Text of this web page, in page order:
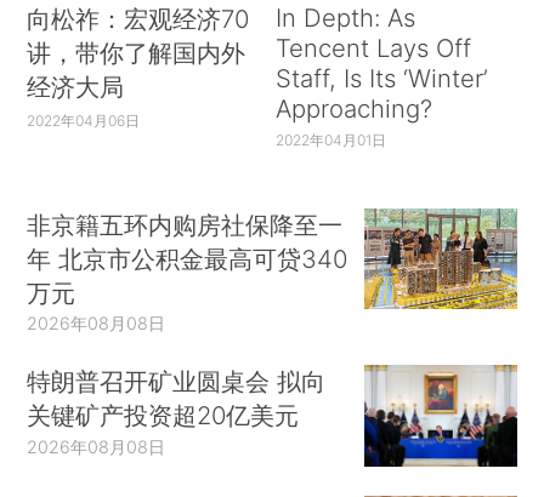
向松祚：宏观经济70
讲，带你了解国内外
经济大局
2022年04月06日
In Depth: As
Tencent Lays Off
Staff, Is Its ‘Winter’
Approaching?
2022年04月01日
非京籍五环内购房社保降至一
年 北京市公积金最高可贷340
万元
2026年08月08日
特朗普召开矿业圆桌会 拟向
关键矿产投资超20亿美元
2026年08月08日